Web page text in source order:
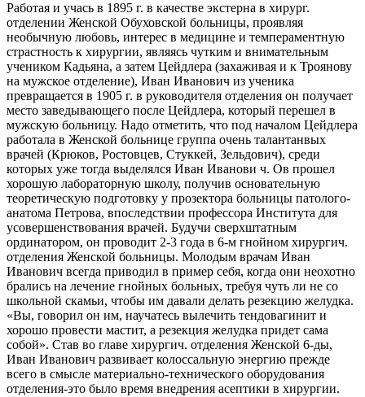
Работая и учась в 1895 г. в качестве экстерна в хирург.
отделении Женской Обуховской больницы, проявляя
необычную любовь, интерес в медицине и темпераментную
страстность к хирургии, являясь чутким и внимательным
учеником Кадьяна, а затем Цейдлера (захаживая и к Троянову
на мужское отделение), Иван Иванович из ученика
превращается в 1905 г. в руководителя отделения он получает
место заведывающего после Цейдлера, который перешел в
мужскую больницу. Надо отметить, что под началом Цейдлера
работала в Женской больнице группа очень талантанвых
врачей (Крюков, Ростовцев, Стуккей, Зельдович), среди
которых уже тогда выделялся Иван Иванови ч. Ов прошел
хорошую лабораторную школу, получив основательную
теоретическую подготовку у прозектора больницы патолого-
анатома Петрова, впоследствии профессора Института для
усовершенствования врачей. Будучи сверхштатным
ординатором, он проводит 2-3 года в 6-м гнойном хирургич.
отделения Женской больницы. Молодым врачам Иван
Иванович всегда приводил в пример себя, когда они неохотно
брались на лечение гнойных больных, требуя чуть ли не со
школьной скамьи, чтобы им давали делать резекцию желудка.
«Вы, говорил он им, научатесь вылечить тендовагинит и
хорошо провести мастит, а резекция желудка придет сама
собой». Став во главе хирургич. отделения Женской 6-ды,
Иван Иванович развивает колоссальную энергию прежде
всего в смысле материально-технического оборудования
отделения-это было время внедрения асептики в хирургии.